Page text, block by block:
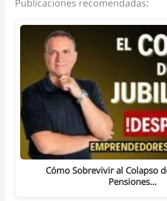
Cómo Sobrevivir al Colapso
Pensiones…